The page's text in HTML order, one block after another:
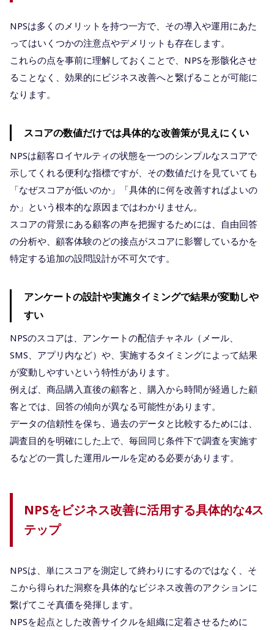
NPSは多くのメリットを持つ一方で、その導入や運用にあた
ってはいくつかの注意点やデメリットも存在します。
これらの点を事前に理解しておくことで、NPSを形骸化させ
ることなく、効果的にビジネス改善へと繋げることが可能に
なります。
スコアの数値だけでは具体的な改善策が見えにくい
NPSは顧客ロイヤルティの状態を一つのシンプルなスコアで
示してくれる便利な指標ですが、その数値だけを見ていても
「なぜスコアが低いのか」「具体的に何を改善すればよいの
か」という根本的な原因まではわかりません。
スコアの背景にある顧客の声を把握するためには、自由回答
の分析や、顧客体験のどの接点がスコアに影響しているかを
特定する追加の設問設計が不可欠です。
アンケートの設計や実施タイミングで結果が変動しや
すい
NPSのスコアは、アンケートの配信チャネル（メール、
SMS、アプリ内など）や、実施するタイミングによって結果
が変動しやすいという特性があります。
例えば、商品購入直後の顧客と、購入から時間が経過した顧
客とでは、回答の傾向が異なる可能性があります。
データの信頼性を保ち、過去のデータと比較するためには、
調査目的を明確にした上で、毎回同じ条件下で調査を実施す
るなどの一貫した運用ルールを定める必要があります。
NPSをビジネス改善に活用する具体的な4ス
テップ
NPSは、単にスコアを測定して終わりにするのではなく、そ
こから得られた洞察を具体的なビジネス改善のアクションに
繋げてこそ真価を発揮します。
NPSを起点とした改善サイクルを組織に定着させるために